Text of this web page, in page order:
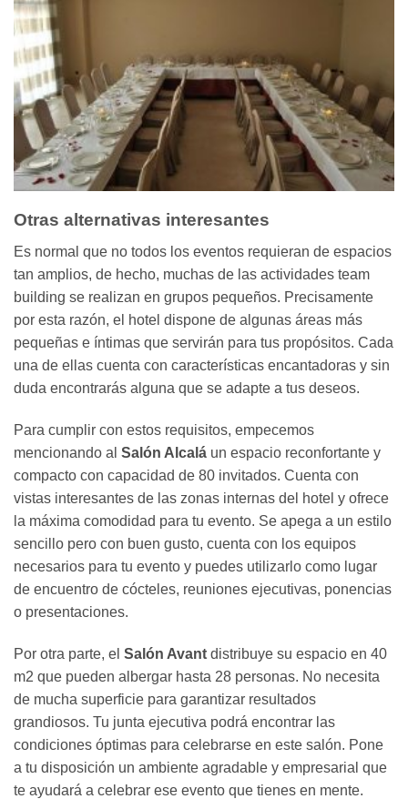
Otras alternativas interesantes
Es normal que no todos los eventos requieran de espacios
tan amplios, de hecho, muchas de las actividades team
building se realizan en grupos pequeños. Precisamente
por esta razón, el hotel dispone de algunas áreas más
pequeñas e íntimas que servirán para tus propósitos. Cada
una de ellas cuenta con características encantadoras y sin
duda encontrarás alguna que se adapte a tus deseos.
Para cumplir con estos requisitos, empecemos
mencionando al Salón Alcalá un espacio reconfortante y
compacto con capacidad de 80 invitados. Cuenta con
vistas interesantes de las zonas internas del hotel y ofrece
la máxima comodidad para tu evento. Se apega a un estilo
sencillo pero con buen gusto, cuenta con los equipos
necesarios para tu evento y puedes utilizarlo como lugar
de encuentro de cócteles, reuniones ejecutivas, ponencias
o presentaciones.
Por otra parte, el Salón Avant distribuye su espacio en 40
m2 que pueden albergar hasta 28 personas. No necesita
de mucha superficie para garantizar resultados
grandiosos. Tu junta ejecutiva podrá encontrar las
condiciones óptimas para celebrarse en este salón. Pone
a tu disposición un ambiente agradable y empresarial que
te ayudará a celebrar ese evento que tienes en mente.